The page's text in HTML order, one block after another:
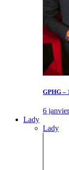
GPHG –
6
Lady
Lady